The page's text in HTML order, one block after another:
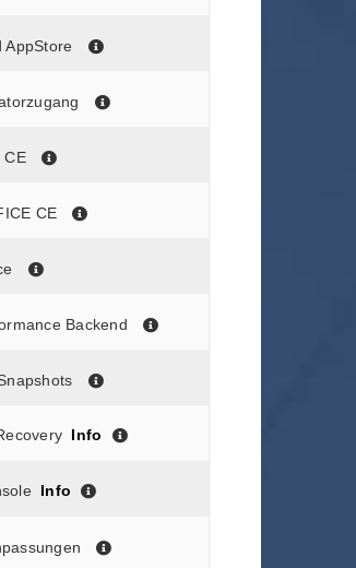
AppStore
CE
CE
Backend
Info
Info